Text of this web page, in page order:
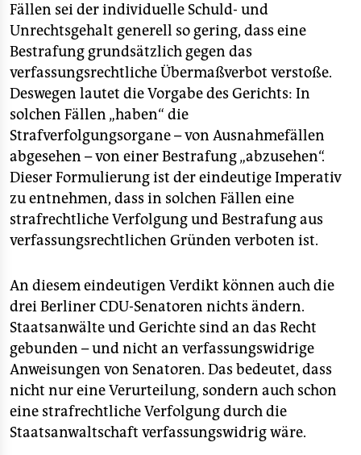
Fällen sei der individuelle Schuld- und
Unrechtsgehalt generell so gering, dass eine
Bestrafung grundsätzlich gegen das
verfassungsrechtliche Übermaßverbot verstoße.
Deswegen lautet die Vorgabe des Gerichts: In
solchen Fällen „haben“ die
Strafverfolgungsorgane – von Ausnahmefällen
abgesehen – von einer Bestrafung „abzusehen“.
Dieser Formulierung ist der eindeutige Imperativ
zu entnehmen, dass in solchen Fällen eine
strafrechtliche Verfolgung und Bestrafung aus
verfassungsrechtlichen Gründen verboten ist.
An diesem eindeutigen Verdikt können auch die
drei Berliner CDU-Senatoren nichts ändern.
Staatsanwälte und Gerichte sind an das Recht
gebunden – und nicht an verfassungswidrige
Anweisungen von Senatoren. Das bedeutet, dass
nicht nur eine Verurteilung, sondern auch schon
eine strafrechtliche Verfolgung durch die
Staatsanwaltschaft verfassungswidrig wäre.